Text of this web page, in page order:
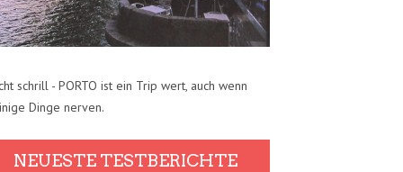
schrill - PORTO ist ein Trip wert, auch wenn
Dinge nerven.
NEUESTE TESTBERICHTE